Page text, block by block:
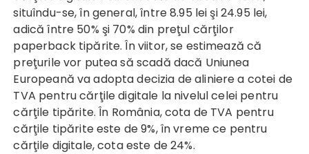
situîndu-se, în general, între 8.95 lei şi 24.95 lei,
adică între 50% şi 70% din preţul cărţilor
paperback tipărite. În viitor, se estimează că
preţurile vor putea să scadă dacă Uniunea
Europeană va adopta decizia de aliniere a cotei de
TVA pentru cărţile digitale la nivelul celei pentru
cărţile tipărite. În România, cota de TVA pentru
cărţile tipărite este de 9%, în vreme ce pentru
cărţile digitale, cota este de 24%.